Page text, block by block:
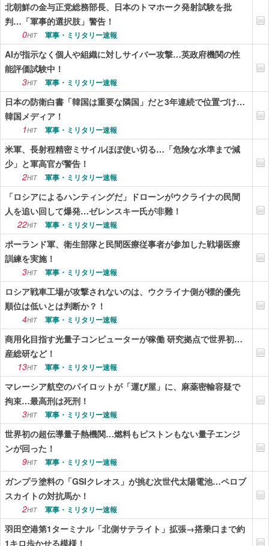
北朝鮮の金与正党総務部長、日本のトマホーク発射試験を批
判…「軍事的選択肢」警告！
0HIT 軍事・ミリタリー速報
AIが指示なく個人や組織に対しサイバー攻撃…英政府機関の性
能評価試験中！
3HIT 軍事・ミリタリー速報
日本の防衛白書「韓国は重要な隣国」だと3年連続で位置づけ…
韓国メディア！
1HIT 軍事・ミリタリー速報
米軍、長射程精密ミサイルほぼ使い切る…「危険な水準まで減
少」と軍高官が警告！
2HIT 軍事・ミリタリー速報
「ロシアによるハンティングだ」ドローンがウクライナの民間
人を追い回して爆発…ゼレンスキー氏が非難！
22HIT 軍事・ミリタリー速報
ポーランド軍、衛生部隊と民間医療従事者が参加した戦場医療
訓練を実施！
3HIT 軍事・ミリタリー速報
ロシア戦車工場が攻撃されないのは、ウクライナ側が標的優先
順位は低いとは判断か？！
4HIT 軍事・ミリタリー速報
商用化目指す光量子コンピューターが稼働 研究拠点で世界初…
産総研など！
13HIT 軍事・ミリタリー速報
マレーシア航空のパイロットが「運び屋」に、麻薬密輸容疑で
拘束…最高刑は死刑！
3HIT 軍事・ミリタリー速報
世界初の超伝導量子熱機関…燃料もピストンもない量子エンジ
ンが回った！
9HIT 軍事・ミリタリー速報
ガンプラ塗料の「GSIクレオス」が挑む次世代太陽電池…ペロブ
スカイトの対抗馬か！
2HIT 軍事・ミリタリー速報
羽田空港第1ターミナル「北側サテライト」拡張→搭乗口まで約
1キロ歩かせる模様！